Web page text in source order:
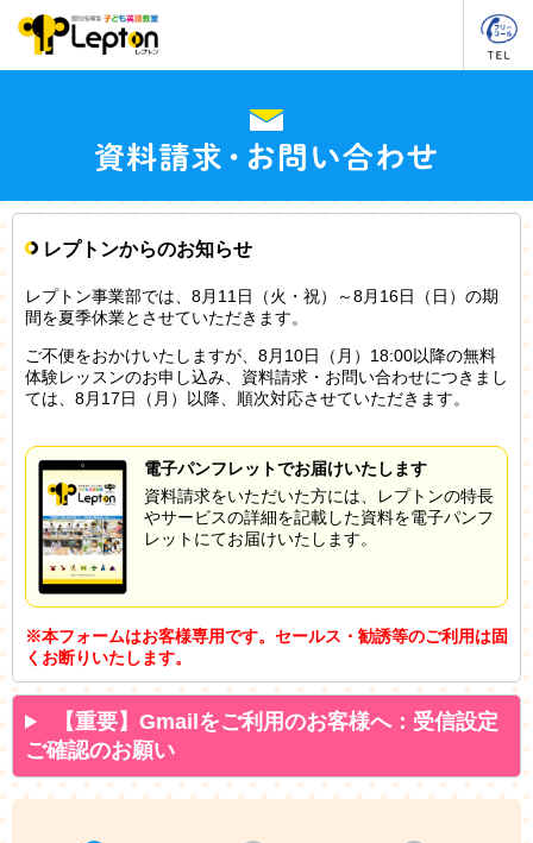
レプトンからのお知らせ
レプトン事業部では、8月11日（火・祝）～8月16日（日）の期
間を夏季休業とさせていただきます。
ご不便をおかけいたしますが、8月10日（月）18:00以降の無料
体験レッスンのお申し込み、資料請求・お問い合わせにつきまし
ては、8月17日（月）以降、順次対応させていただきます。
電子パンフレットでお届けいたします
資料請求をいただいた方には、レプトンの特長
やサービスの詳細を記載した資料を電子パンフ
レットにてお届けいたします。
※本フォームはお客様専用です。セールス・勧誘等のご利用は固
くお断りいたします。
【重要】Gmailをご利用のお客様へ：受信設定
ご確認のお願い